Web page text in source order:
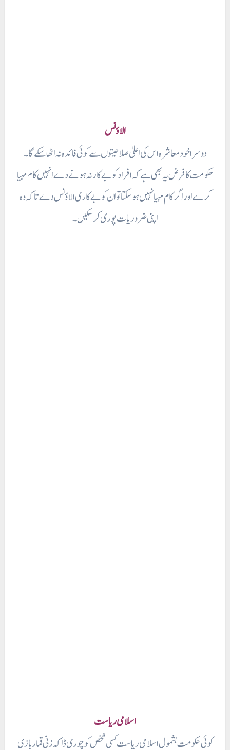
الاؤنس
دوسرا خود معاشرہ اس کی اعلیٰ صلاحیتوں سے کوئی فائدہ نہ اٹھا سکے گا۔
حکومت کا فرض یہ بھی ہے کہ افراد کو بے کار نہ ہونے دے انہیں کام مہیا
کرے اور اگر کام مہیا نہیں ہو سکتا تو ان کو بے کاری الاؤنس دے تا کہ وہ
اپنی ضروریات پوری کرسکیں ۔
اسلامی ریاست
کوئی حکومت بشمول اسلامی ریاست کسی شخص کو چوری ڈاکہ زنی قمار بازی